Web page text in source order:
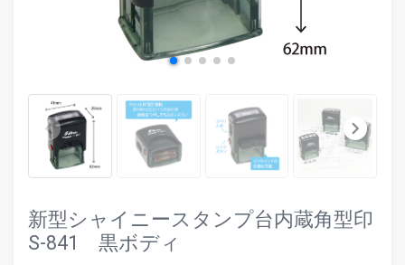
keyboard_arrow_left keyboard_arrow_right
新型シャイニースタンプ台内蔵角型印
S-841 黒ボディ